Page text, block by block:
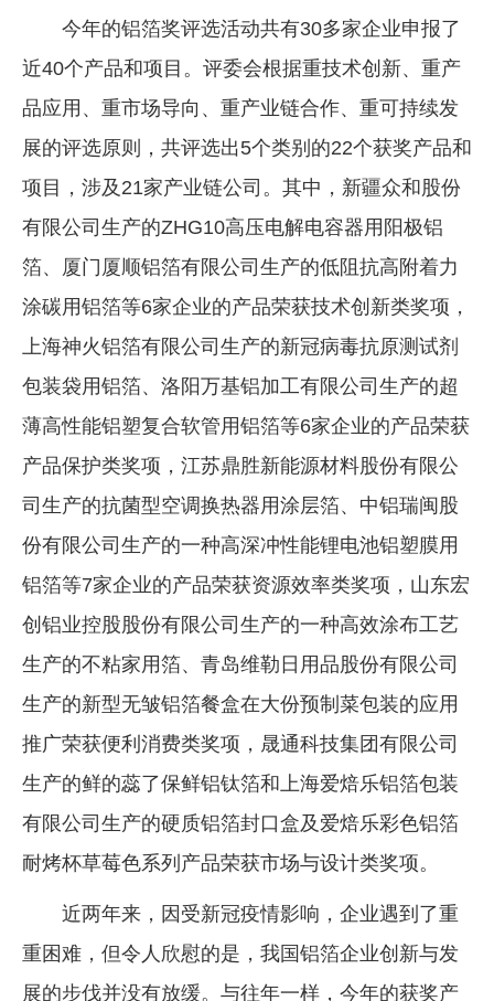
今年的铝箔奖评选活动共有30多家企业申报了
近40个产品和项目。评委会根据重技术创新、重产
品应用、重市场导向、重产业链合作、重可持续发
展的评选原则，共评选出5个类别的22个获奖产品和
项目，涉及21家产业链公司。其中，新疆众和股份
有限公司生产的ZHG10高压电解电容器用阳极铝
箔、厦门厦顺铝箔有限公司生产的低阻抗高附着力
涂碳用铝箔等6家企业的产品荣获技术创新类奖项，
上海神火铝箔有限公司生产的新冠病毒抗原测试剂
包装袋用铝箔、洛阳万基铝加工有限公司生产的超
薄高性能铝塑复合软管用铝箔等6家企业的产品荣获
产品保护类奖项，江苏鼎胜新能源材料股份有限公
司生产的抗菌型空调换热器用涂层箔、中铝瑞闽股
份有限公司生产的一种高深冲性能锂电池铝塑膜用
铝箔等7家企业的产品荣获资源效率类奖项，山东宏
创铝业控股股份有限公司生产的一种高效涂布工艺
生产的不粘家用箔、青岛维勒日用品股份有限公司
生产的新型无皱铝箔餐盒在大份预制菜包装的应用
推广荣获便利消费类奖项，晟通科技集团有限公司
生产的鲜的蕊了保鲜铝钛箔和上海爱焙乐铝箔包装
有限公司生产的硬质铝箔封口盒及爱焙乐彩色铝箔
耐烤杯草莓色系列产品荣获市场与设计类奖项。
近两年来，因受新冠疫情影响，企业遇到了重
重困难，但令人欣慰的是，我国铝箔企业创新与发
展的步伐并没有放缓。与往年一样，今年的获奖产